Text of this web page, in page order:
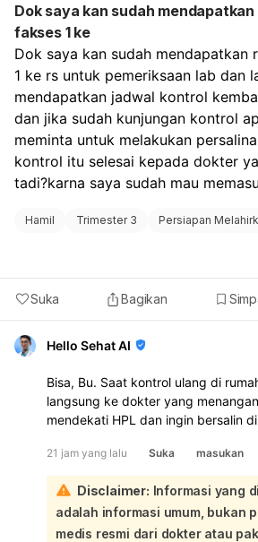
Dok saya kan sudah
fakses 1 ke
Dok saya kan sudah mendapatkan
1 ke rs untuk pemeriksaan lab dan
mendapatkan jadwal kontrol
dan jika sudah kunjungan kontrol
meminta untuk melakukan
kontrol itu selesai kepada dokter
tadi?karna saya sudah mau
Hamil Trimester 3 Persiapan
Suka Bagikan
Hello Sehat AI
Bisa, Bu. Saat kontrol ulang di
langsung ke dokter yang
mendekati HPL dan ingin bersalin
menentukan apakah persalinan
Jika memang memungkinkan dan
biasanya bisa diatur untuk
Sebaiknya saat kontrol, Ibu juga
apakah perlu surat rencana
21 jam yang lalu Suka masukan
Disclaimer: Informasi yang
adalah informasi umum, bukan
medis resmi dari dokter atau